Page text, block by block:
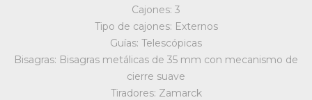
Cajones: 3
Tipo de cajones: Externos
Guías: Telescópicas
Bisagras: Bisagras metálicas de 35 mm con mecanismo de
cierre suave
Tiradores: Zamarck